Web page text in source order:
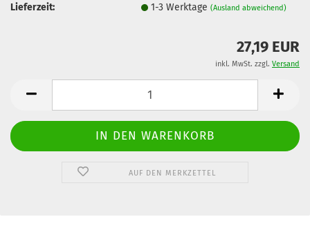
Lieferzeit:
1-3 Werktage(Ausland abweichend)
27,19 EUR
inkl. MwSt. zzgl. Versand
AUF DEN MERKZETTEL